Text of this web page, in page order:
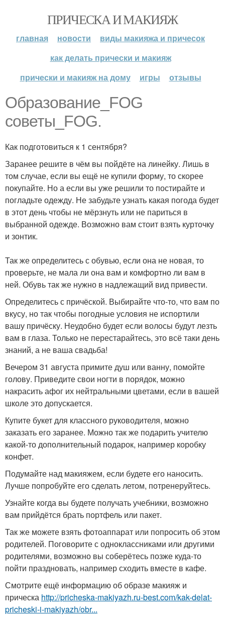
ПРИЧЕСКА И МАКИЯЖ
главная новости
виды макияжа и причесок
как делать прически и макияж
прически и макияж на дому
игры отзывы
Образование_FOG
советы_FOG.
Как подготовиться к 1 сентября?
Заранее решите в чём вы пойдёте на линейку. Лишь в
том случае, если вы ещё не купили форму, то скорее
покупайте. Но а если вы уже решили то постирайте и
погладьте одежду. Не забудьте узнать какая погода будет
в этот день чтобы не мёрзнуть или не париться в
выбранной одежде. Возможно вам стоит взять курточку
и зонтик.
Так же определитесь с обувью, если она не новая, то
проверьте, не мала ли она вам и комфортно ли вам в
ней. Обувь так же нужно в надлежащий вид привести.
Определитесь с причёской. Выбирайте что-то, что вам по
вкусу, но так чтобы погодные условия не испортили
вашу причёску. Неудобно будет если волосы будут лезть
вам в глаза. Только не перестарайтесь, это всё таки день
знаний, а не ваша свадьба!
Вечером 31 августа примите душ или ванну, помойте
голову. Приведите свои ногти в порядок, можно
накрасить афог их нейтральными цветами, если в вашей
школе это допускается.
Купите букет для классного руководителя, можно
заказать его заранее. Можно так же подарить учителю
какой-то дополнительный подарок, например коробку
конфет.
Подумайте над макияжем, если будете его наносить.
Лучше попробуйте его сделать летом, потренеруйтесь.
Узнайте когда вы будете получать учебники, возможно
вам прийдётся брать портфель или пакет.
Так же можете взять фотоаппарат или попросить об этом
родителей. Поговорите с одноклассниками или другими
родителями, возможно вы соберётесь позже куда-то
пойти праздновать, например сходить вместе в кафе.
Смотрите ещё информацию об образе макияж и
прическа http://pricheska-makiyazh.ru-best.com/kak-delat-
pricheski-i-makiyazh/obr...